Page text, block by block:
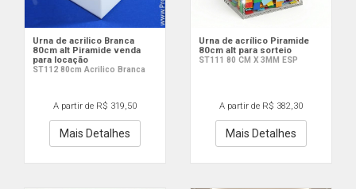
Urna de acrilico Branca
80cm alt Piramide venda
para locação
ST112 80cm Acrilico Branca
A partir de R$ 319,50
Mais Detalhes
Urna de acrílico Piramide
80cm alt para sorteio
ST111 80 CM X 3MM ESP
A partir de R$ 382,30
Mais Detalhes